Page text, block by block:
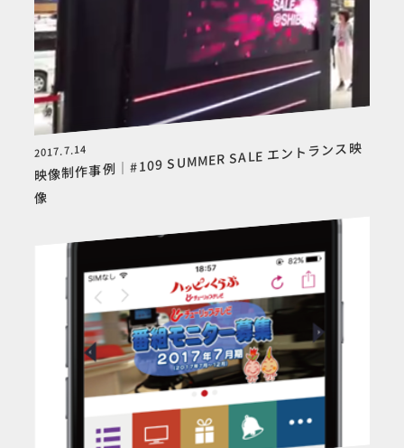
2017.7.14
映像制作事例｜#109 SUMMER SALE エントランス映
像